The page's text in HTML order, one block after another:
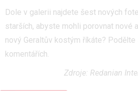
Dole v galerii najdete šest nových
starších, abyste mohli porovnat nové
nový Geraltův kostým říkáte?
komentářích.
Zdroje: Redanian